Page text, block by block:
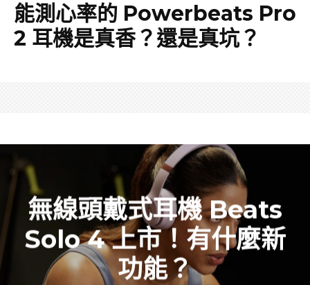
能測心率的 Powerbeats Pro
2 耳機是真香？還是真坑？
無線頭戴式耳機 Beats
Solo 4 上市！有什麼新
功能？